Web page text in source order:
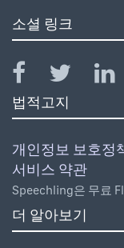
소셜 링크
법적고지
개인정보 보호정
서비스 약관
Speechling은 무료
더 알아보기